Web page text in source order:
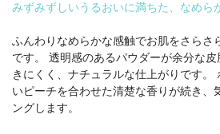
みずみずしいうるおいに満ちた、なめら
ふんわりなめらかな感触でお肌をさらさ
です。 透明感のあるパウダーが余分な
きにくく、ナチュラルな仕上がりです。
いピーチを合わせた清楚な香りが続き、
ングします。